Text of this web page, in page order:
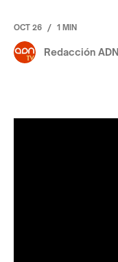
OCT 26 / 1 MIN
Redacción